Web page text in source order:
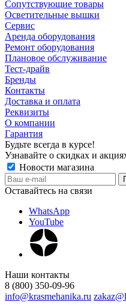
Сопутствующие товары
Осветительные вышки
Сервис
Аренда оборудования
Ремонт оборудования
Плановое обслуживание
Тест-драйв
Бренды
Контакты
Доставка и оплата
Реквизиты
О компании
Гарантия
Будьте всегда в курсе!
Узнавайте о скидках и
Новости магазина
Оставайтесь на связи
WhatsApp
YouTube
Наши контакты
8 (800) 350-09-96
info@krasmehanika.ru